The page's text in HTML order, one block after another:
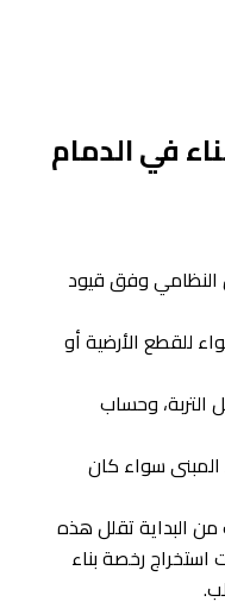
في الدمام
النظامي وفق قيود
للقطع الأرضية أو
التربة، وحساب
سواء كان
من البداية تقلل هذه
رخصة بناء